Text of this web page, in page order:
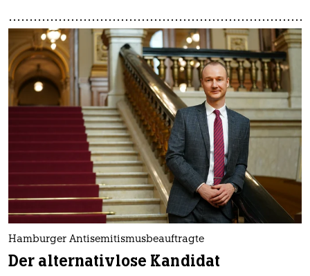
Hamburger Antisemitismusbeauftragte
Der alternativlose Kandidat